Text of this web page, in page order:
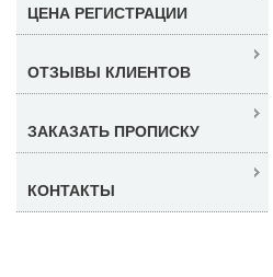
ЦЕНА РЕГИСТРАЦИИ
ОТЗЫВЫ КЛИЕНТОВ
ЗАКАЗАТЬ ПРОПИСКУ
КОНТАКТЫ